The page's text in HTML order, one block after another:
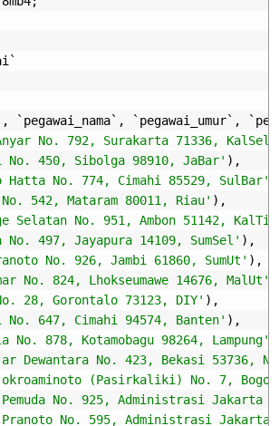
`
` pegawai_nama`, ` pegawai_umur`, `
No. 792, Surakarta 71336, KalSel'
450, Sibolga 98910, JaBar' ),
Hatta No. 774, Cimahi 85529, SulBar'
542, Mataram 80011, Riau' ),
Selatan No. 951, Ambon 51142, KalTim'
497, Jayapura 14109, SumSel' ),
No. 926, Jambi 61860, SumUt' ),
No. 824, Lhokseumawe 14676, MalUt'
28, Gorontalo 73123, DIY' ),
647, Cimahi 94574, Banten' ),
No. 878, Kotamobagu 98264, Lampung'
Dewantara No. 423, Bekasi 53736,
(Pasirkaliki) No. 7, Bogor
Pemuda No. 925, Administrasi Jakarta
No. 595, Administrasi Jakarta